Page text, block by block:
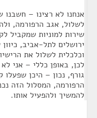
אנחנו לא רצינו – חשבנו
לשלול, אגב הרפורמה,
ירושלים לתל-אביב,
וכלכלית לשלול את
לכן, באופן כללי – אני
גורף, נכון – היכן שפעלו
הרפורמה, המסלול הזה
להמשיך ולהפעיל אותו.